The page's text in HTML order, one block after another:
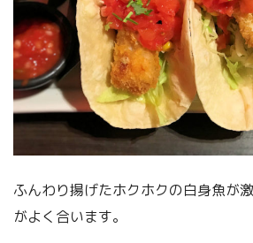
ふんわり揚げたホクホクの白身魚が
がよく合います。